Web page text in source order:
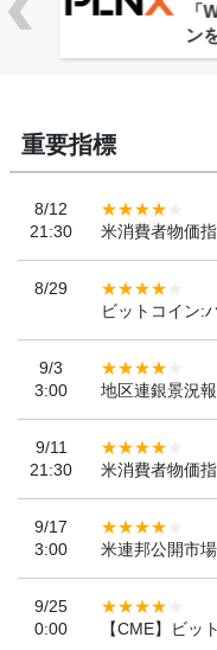
「
ン
重要指標
8/12
21:30
米消費者物価
8/29
ビットコイン:
9/3
3:00
地区連銀景況
9/11
21:30
米消費者物価
9/17
3:00
米連邦公開市
9/25
0:00
【CME】ビッ